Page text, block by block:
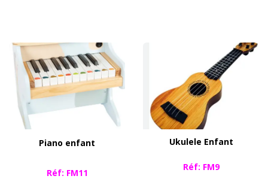
Piano enfant
​Réf: FM11
Ukulele Enfant
Réf: FM9